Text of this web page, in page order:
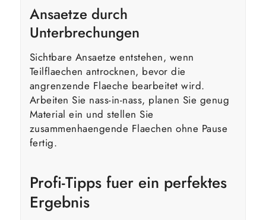
Ansaetze durch
Unterbrechungen
Sichtbare Ansaetze entstehen, wenn
Teilflaechen antrocknen, bevor die
angrenzende Flaeche bearbeitet wird.
Arbeiten Sie nass-in-nass, planen Sie genug
Material ein und stellen Sie
zusammenhaengende Flaechen ohne Pause
fertig.
Profi-Tipps fuer ein perfektes
Ergebnis